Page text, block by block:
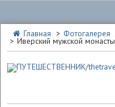
Главная Фотогалерея
Иверский мужской